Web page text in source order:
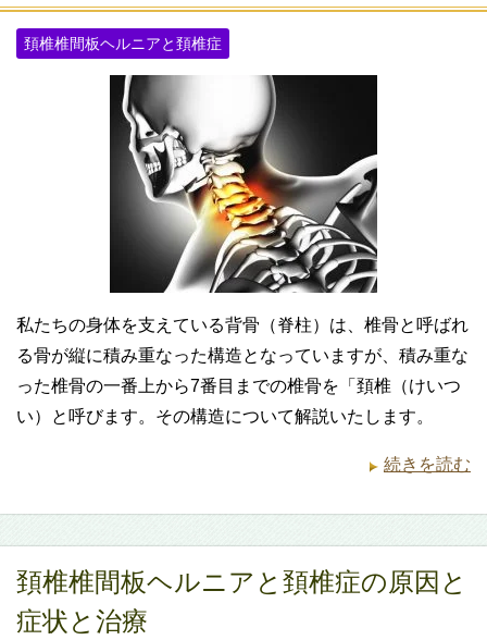
頚椎椎間板ヘルニアと頚椎症
私たちの身体を支えている背骨（脊柱）は、椎骨と呼ばれ
る骨が縦に積み重なった構造となっていますが、積み重な
った椎骨の一番上から7番目までの椎骨を「頚椎（けいつ
い）と呼びます。その構造について解説いたします。
続きを読む
頚椎椎間板ヘルニアと頚椎症の原因と
症状と治療